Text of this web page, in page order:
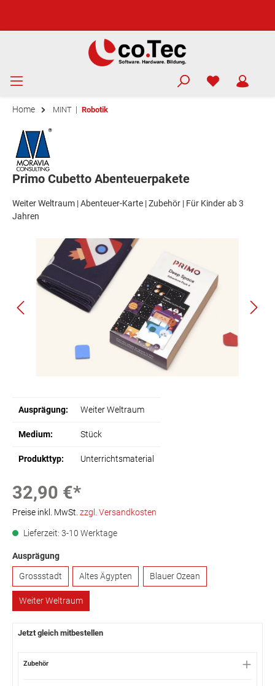
Home MINT | Robotik
Primo Cubetto Abenteuerpakete
Weiter Weltraum | Abenteuer-Karte | Zubehör | Für Kinder ab 3
Jahren
Ausprägung: Weiter Weltraum
Medium: Stück
Produkttyp: Unterrichtsmaterial
32,90 €*
Preise inkl. MwSt. zzgl. Versandkosten
Lieferzeit: 3-10 Werktage
Ausprägung
Grossstadt
Altes Ägypten Blauer Ozean
Weiter Weltraum
Jetzt gleich mitbestellen
Zubehör